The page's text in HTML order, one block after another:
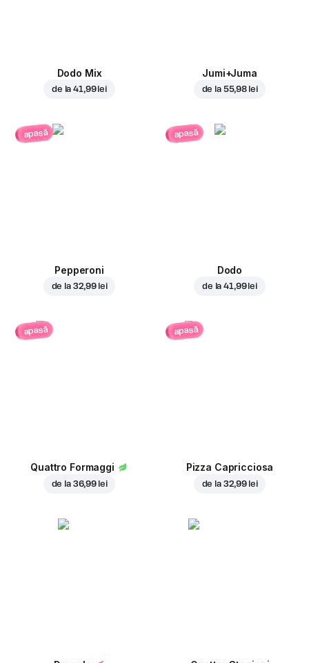
Dodo Mix
de la41,99 lei
Jumi+Juma
de la 55,98 lei
apasă
Pepperoni
de la 32,99 lei
apasă
Dodo
de la41,99 lei
apasă
Quattro Formaggi
de la 36,99 lei
apasă
Pizza Capricciosa
de la 32,99 lei